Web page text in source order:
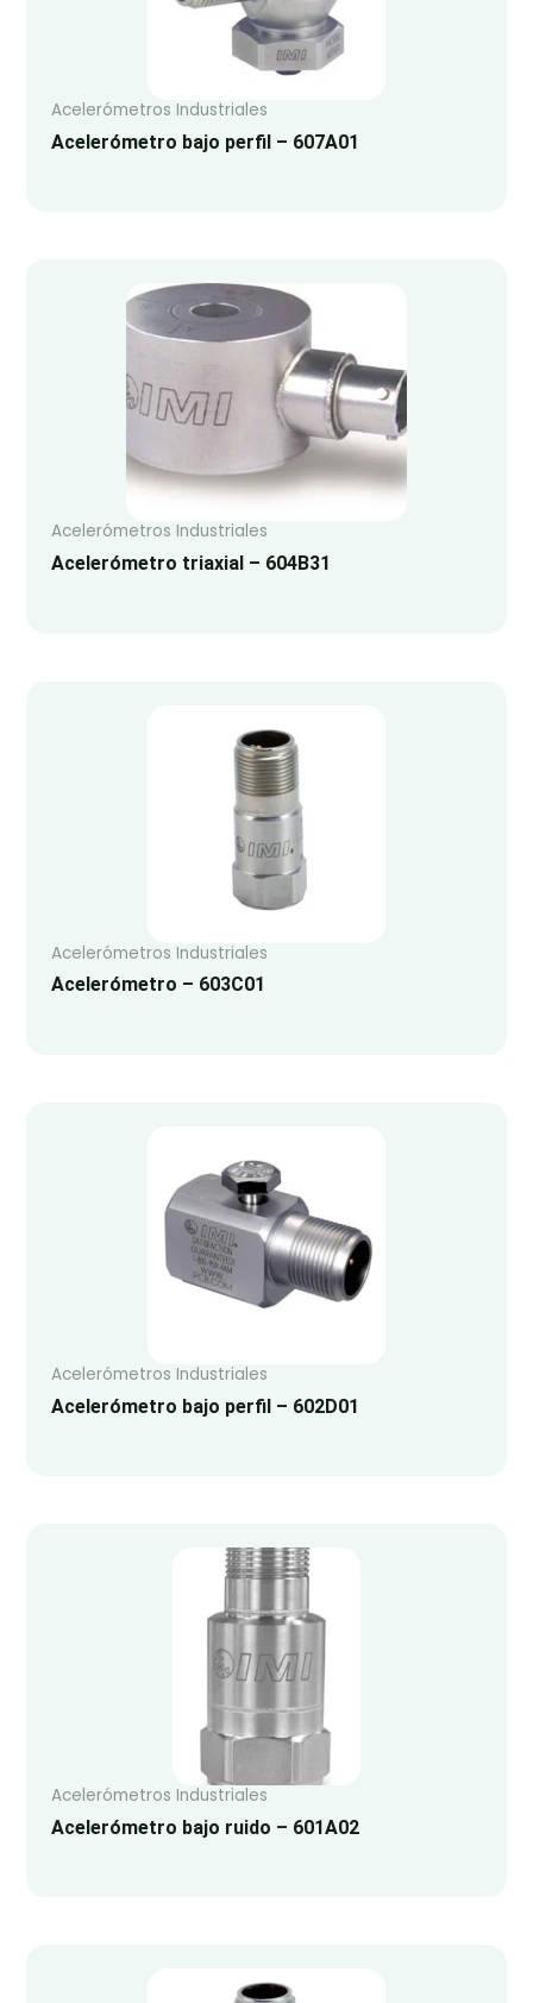
Acelerómetros Industriales
Acelerómetro bajo perfil – 607A01
Acelerómetros Industriales
Acelerómetro triaxial – 604B31
Acelerómetros Industriales
Acelerómetro – 603C01
Acelerómetros Industriales
Acelerómetro bajo perfil – 602D01
Acelerómetros Industriales
Acelerómetro bajo ruido – 601A02